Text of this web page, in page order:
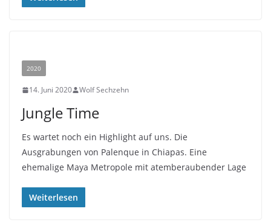
2020
14. Juni 2020 Wolf Sechzehn
Jungle Time
Es wartet noch ein Highlight auf uns. Die
Ausgrabungen von Palenque in Chiapas. Eine
ehemalige Maya Metropole mit atemberaubender Lage
Weiterlesen